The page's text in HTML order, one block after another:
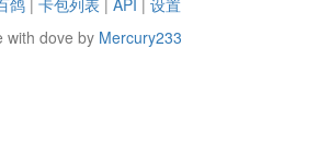
鸽 | 卡包列表 | API | 设置
with dove by Mercury233